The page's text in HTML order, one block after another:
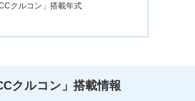
クルコン」搭載年式
クルコン」搭載情報